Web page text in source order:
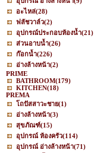
อะไหล่(28)
ฟลัชวาล์ว(2)
อุปกรณ์ประกอบห้องน้ำ(21)
ส่วนอาบน้ำ(26)
ก๊อกน้ำ(226)
อ่างล้างหน้า(2)
PRIME
BATHROOM(179)
KITCHEN(18)
PREMA
โถปัสสาวะชาย(1)
อ่างล้างหน้า(3)
สุขภัณฑ์(15)
อุปกรณ์ ห้องครัว(114)
อุปกรณ์ อ่างล้างหน้า(71)